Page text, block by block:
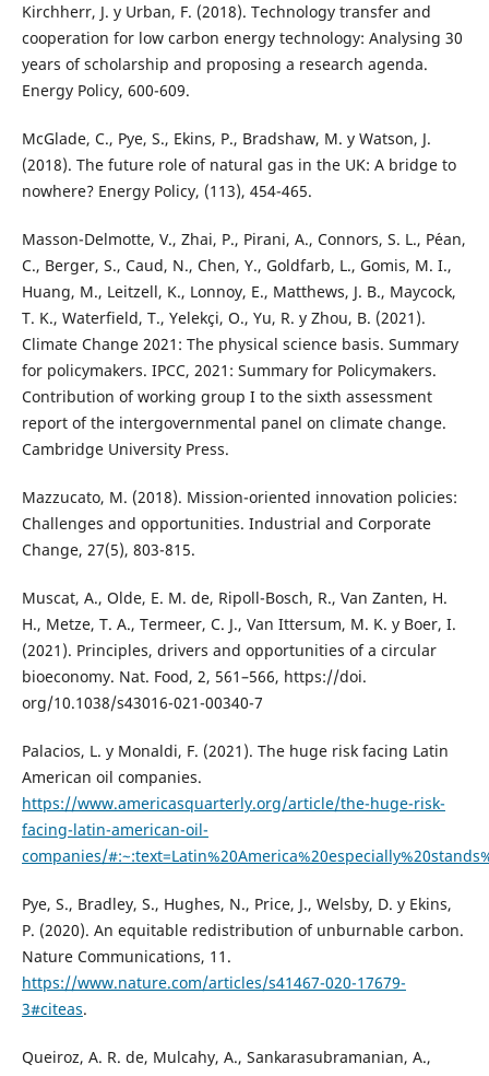
Kirchherr, J. y Urban, F. (2018). Technology transfer and
cooperation for low carbon energy technology: Analysing 30
years of scholarship and proposing a research agenda.
Energy Policy, 600-609.
McGlade, C., Pye, S., Ekins, P., Bradshaw, M. y Watson, J.
(2018). The future role of natural gas in the UK: A bridge to
nowhere? Energy Policy, (113), 454-465.
Masson-Delmotte, V., Zhai, P., Pirani, A., Connors, S. L., P´ean,
C., Berger, S., Caud, N., Chen, Y., Goldfarb, L., Gomis, M. I.,
Huang, M., Leitzell, K., Lonnoy, E., Matthews, J. B., Maycock,
T. K., Waterfield, T., Yelekçi, O., Yu, R. y Zhou, B. (2021).
Climate Change 2021: The physical science basis. Summary
for policymakers. IPCC, 2021: Summary for Policymakers.
Contribution of working group I to the sixth assessment
report of the intergovernmental panel on climate change.
Cambridge University Press.
Mazzucato, M. (2018). Mission-oriented innovation policies:
Challenges and opportunities. Industrial and Corporate
Change, 27(5), 803-815.
Muscat, A., Olde, E. M. de, Ripoll-Bosch, R., Van Zanten, H.
H., Metze, T. A., Termeer, C. J., Van Ittersum, M. K. y Boer, I.
(2021). Principles, drivers and opportunities of a circular
bioeconomy. Nat. Food, 2, 561–566, https://doi.
org/10.1038/s43016-021-00340-7
Palacios, L. y Monaldi, F. (2021). The huge risk facing Latin
American oil companies.
https://www.americasquarterly.org/article/the-huge-risk-
facing-latin-american-oil-
companies/
Pye, S., Bradley, S., Hughes, N., Price, J., Welsby, D. y Ekins,
P. (2020). An equitable redistribution of unburnable carbon.
Nature Communications, 11.
https://www.nature.com/articles/s41467-020-17679-
3#citeas.
Queiroz, A. R. de, Mulcahy, A., Sankarasubramanian, A.,